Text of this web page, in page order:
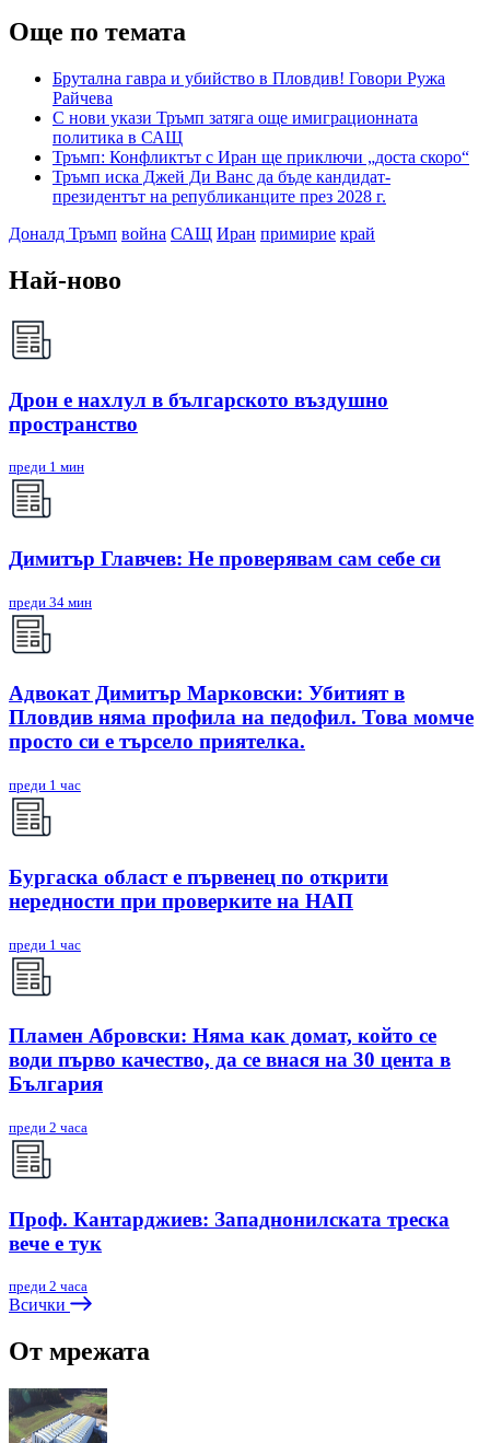
Още по темата
Брутална гавра и убийство в Пловдив! Говори Ружа
Райчева
С нови укази Тръмп затяга още имиграционната
политика в САЩ
Тръмп: Конфликтът с Иран ще приключи „доста скоро“
Тръмп иска Джей Ди Ванс да бъде кандидат-
президентът на републиканците през 2028 г.
Доналд Тръмп война САЩ Иран примирие край
Най-ново
Дрон е нахлул в българското въздушно
пространство
преди 1 мин
Димитър Главчев: Не проверявам сам себе си
преди 34 мин
Адвокат Димитър Марковски: Убитият в
Пловдив няма профила на педофил. Това момче
просто си е търсело приятелка.
преди 1 час
Бургаска област е първенец по открити
нередности при проверките на НАП
преди 1 час
Пламен Абровски: Няма как домат, който се
води първо качество, да се внася на 30 цента в
България
преди 2 часа
Проф. Кантарджиев: Западнонилската треска
вече е тук
преди 2 часа
Всички
От мрежата